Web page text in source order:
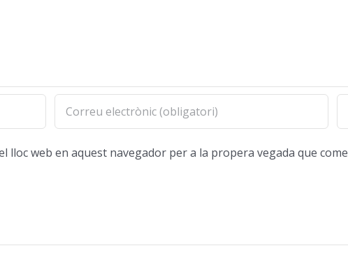
lloc web en aquest navegador per a la propera vegada que